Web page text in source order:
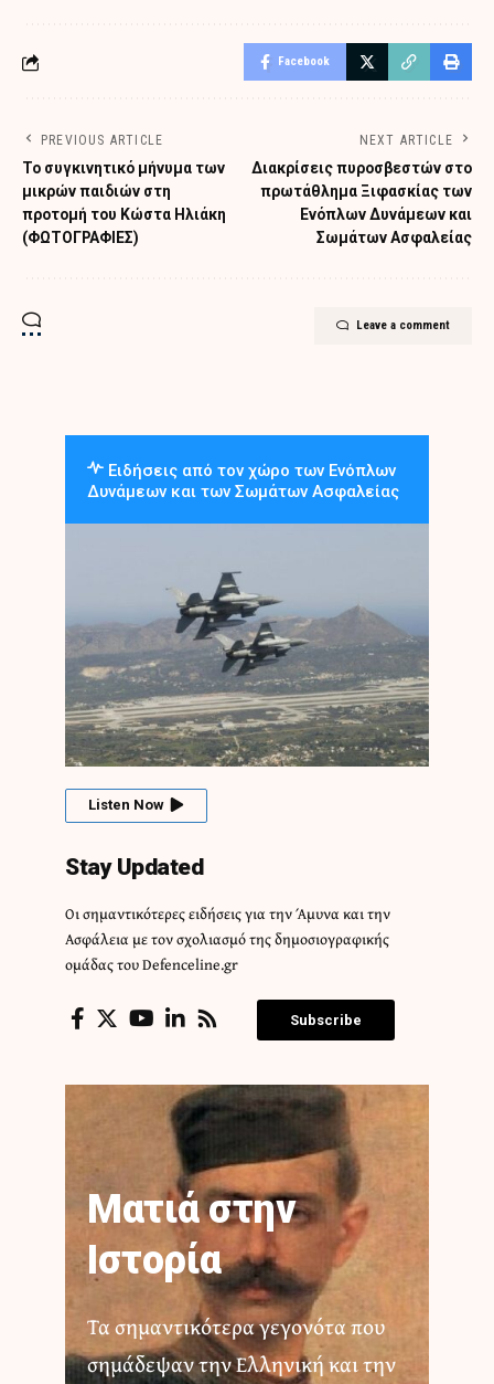
Facebook
PREVIOUS ARTICLE
Το συγκινητικό μήνυμα των
μικρών παιδιών στη
προτομή του Κώστα Ηλιάκη
(ΦΩΤΟΓΡΑΦΙΕΣ)
NEXT ARTICLE
Διακρίσεις πυροσβεστών στο
πρωτάθλημα Ξιφασκίας των
Ενόπλων Δυνάμεων και
Σωμάτων Ασφαλείας
Leave a comment
Ειδήσεις από τον χώρο των Ενόπλων
Δυνάμεων και των Σωμάτων Ασφαλείας
Listen Now
Stay Updated
Οι σημαντικότερες ειδήσεις για την Άμυνα και την
Ασφάλεια με τον σχολιασμό της δημοσιογραφικής
ομάδας του Defenceline.gr
Subscribe
Ματιά στην
Ιστορία
Τα σημαντικότερα γεγονότα που
σημάδεψαν την Ελληνική και την